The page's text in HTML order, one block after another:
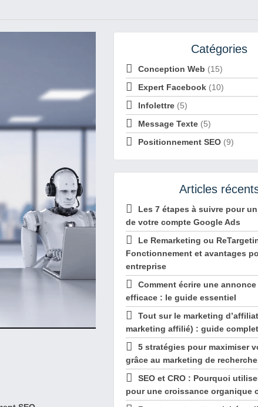
Catégories
Conception Web (15)
Expert Facebook (10)
Infolettre (5)
Message Texte (5)
Positionnement SEO (9)
Articles
Les 7 étapes à suivre pour
de votre compte Google Ads
Le Remarketing ou
Fonctionnement et avantages
entreprise
Comment écrire une
efficace : le guide essentiel
Tout sur le marketing
marketing affilié) : guide
5 stratégies pour maximiser
grâce au marketing de
SEO et CRO : Pourquoi
pour une croissance organique